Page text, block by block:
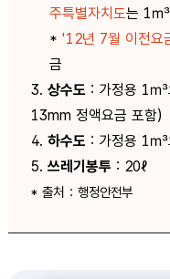
주특별자치도는 1㎥
* '12년 7월 이전요
금
3. 상수도 : 가정용 1㎥
13mm 정액요금 포함)
4. 하수도 : 가정용 1㎥
5. 쓰레기봉투 : 20ℓ
* 출처 : 행정안전부